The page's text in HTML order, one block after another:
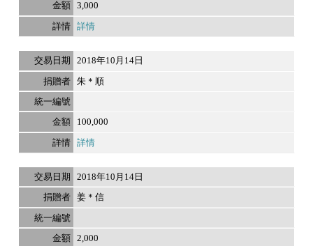
3,000
詳情
2018年10月14日
朱＊順
100,000
詳情
2018年10月14日
姜＊信
2,000